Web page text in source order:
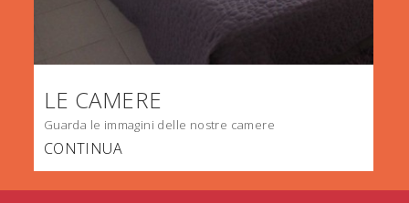
LE CAMERE
Guarda le immagini delle nostre camere
CONTINUA